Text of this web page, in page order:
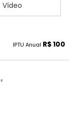
Vídeo
IPTU Anual R$ 100